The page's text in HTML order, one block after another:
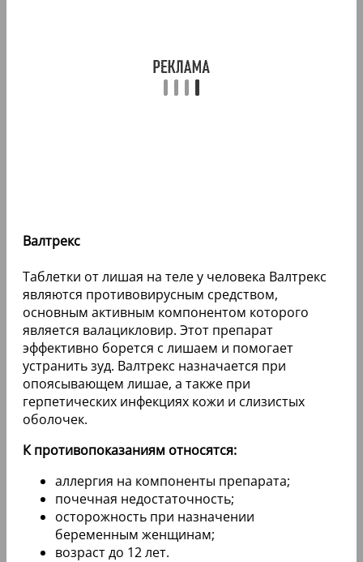
Валтрекс
Таблетки от лишая на теле у человека Валтрекс
являются противовирусным средством,
основным активным компонентом которого
является валацикловир. Этот препарат
эффективно борется с лишаем и помогает
устранить зуд. Валтрекс назначается при
опоясывающем лишае, а также при
герпетических инфекциях кожи и слизистых
оболочек.
К противопоказаниям относятся:
аллергия на компоненты препарата;
почечная недостаточность;
осторожность при назначении
беременным женщинам;
возраст до 12 лет.